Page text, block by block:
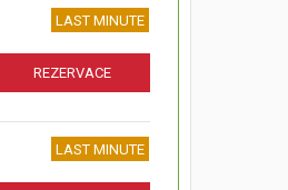
LAST MINUTE
REZERVACE
LAST MINUTE